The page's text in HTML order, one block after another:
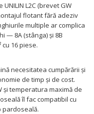
L2C (brevet GW
flotant fără adeziv
multiple ar complica
— 8A (stânga) și 8B
16 piese.
necesitatea cumpărării și
de timp și de cost.
și temperatura maximă de
îl fac compatibil cu
pardoseală.